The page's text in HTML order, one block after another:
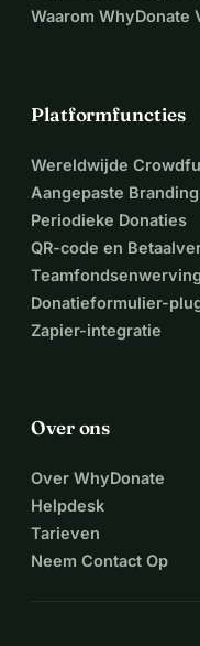
Waarom WhyDonate
Platformfuncties
Wereldwijde
Aangepaste Branding
Periodieke Donaties
QR-code en
Teamfondsenwerving
Donatieformulier-
Zapier-integratie
Over ons
Over WhyDonate
Helpdesk
Tarieven
Neem Contact Op